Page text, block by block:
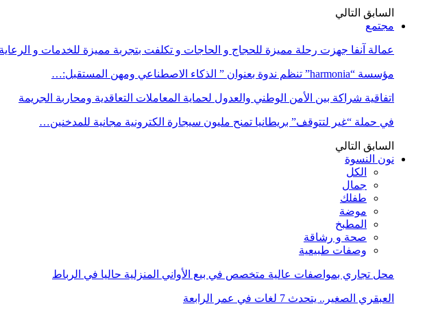
السابق التالي
مجتمع
عمالة آنفا جهزت رحلة مميزة للحجاج و الحاجات و تكلفت بتجربة مميزة للخدمات و
مؤسسة “harmonia” تنظم ندوة بعنوان ” الذكاء الاصطناعي ومهن المستقبل:…
اتفاقية شراكة بين الأمن الوطني والعدول لحماية المعاملات التعاقدية ومحاربة الجريمة
في حملة “غير لتتوقف” بريطانيا تمنح مليون سيجارة الكترونية مجانية للمدخنين…
السابق التالي
نون النسوة
الكل
جمال
طفلك
موضة
المطبخ
صحة و رشاقة
وصفات طبيعية
محل تجاري بمواصفات عالية متخصص في بيع الأواني المنزلية حاليا في الرباط
العبقري الصغير.. يتحدث 7 لغات في عمر الرابعة